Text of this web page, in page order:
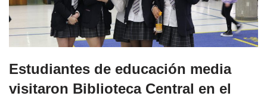
Estudiantes de educación media
visitaron Biblioteca Central en el